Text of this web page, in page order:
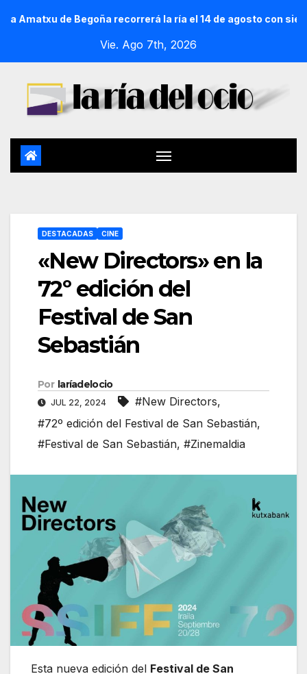
Begoña recorrerá la ría el 14 de agosto con siete
Vie. Ago 7th, 2026
DESTACADAS CINE
«New Directors» en la
72º edición del
Festival de San
Sebastián
Por laríadelocio
JUL 22, 2024 #New Directors,
#72º edición del Festival de San Sebastián,
#Festival de San Sebastián, #Zinemaldia
Esta nueva edición del Festival de San